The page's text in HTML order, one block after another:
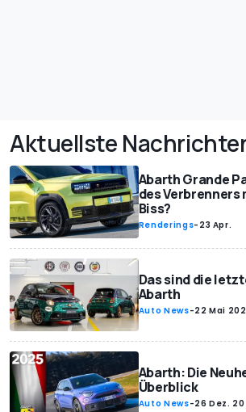
Aktuellste
Abarth Grande
des Verbrenners
Biss?
Renderings- 23 Apr.
Das sind die
Abarth
Auto News-22 Mai
Abarth: Die
Überblick
Auto News-26 Dez.